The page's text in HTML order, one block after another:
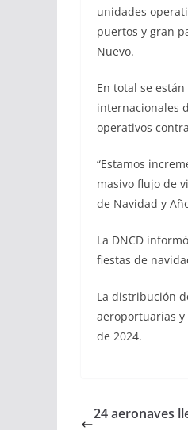
unidades
puertos y gran
Nuevo.
En total se
internacionales
operativos
“Estamos
masivo flujo de
de Navidad y
La DNCD
fiestas de
La distribución
aeroportuarias
de 2024.
24 aeronaves